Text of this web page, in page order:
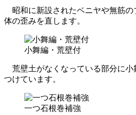
昭和に新設されたベニヤや無筋の
体の歪みを直します。
小舞編・荒壁付
荒壁土がなくなっている部分に小
つけています。
一つ石根巻補強